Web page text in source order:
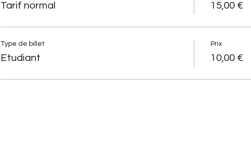
Tarif normal 15,00 €
Type de billet
Etudiant
Prix
10,00 €